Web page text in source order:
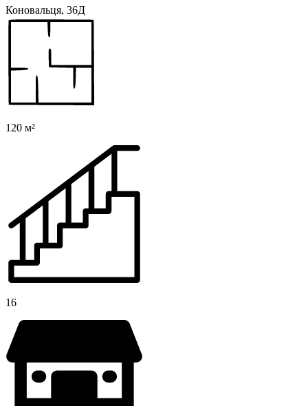
Коновальця, 36Д
120 м²
16